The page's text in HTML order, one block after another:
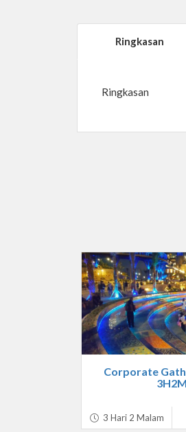
Ringkasan
Ringkasan
Corporate
3H2M
3 Hari 2 Malam